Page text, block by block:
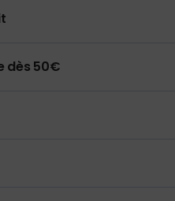
dès 50€